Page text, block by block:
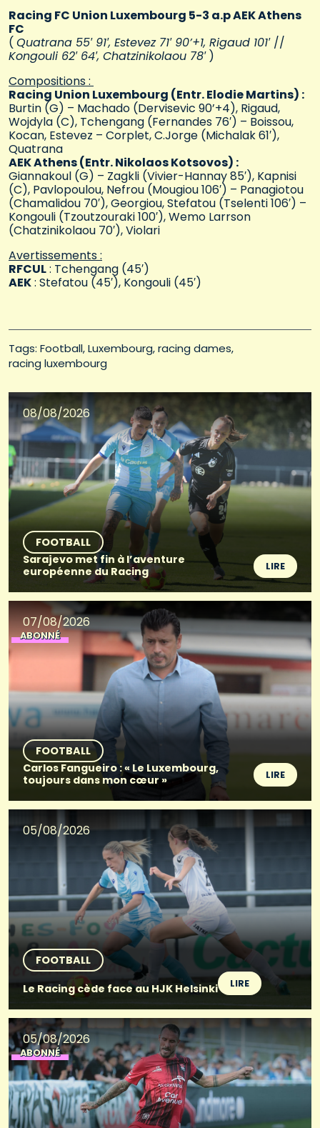
Racing FC Union Luxembourg 5-3 a.p AEK Athens
FC
( Quatrana 55′ 91′, Estevez 71′ 90’+1, Rigaud 101′ //
Kongouli 62′ 64′, Chatzinikolaou 78′)
Compositions :
Racing Union Luxembourg (Entr. Elodie Martins) :
Burtin (G) – Machado (Dervisevic 90’+4), Rigaud,
Wojdyla (C), Tchengang (Fernandes 76′) – Boissou,
Kocan, Estevez – Corplet, C.Jorge (Michalak 61′),
Quatrana
AEK Athens (Entr. Nikolaos Kotsovos) :
Giannakoul (G) – Zagkli (Vivier-Hannay 85′), Kapnisi
(C), Pavlopoulou, Nefrou (Mougiou 106′) – Panagiotou
(Chamalidou 70′), Georgiou, Stefatou (Tselenti 106′) –
Kongouli (Tzoutzouraki 100′), Wemo Larrson
(Chatzinikolaou 70′), Violari
Avertissements :
RFCUL: Tchengang (45′)
AEK: Stefatou (45′), Kongouli (45′)
Tags: Football Luxembourg racing dames
racing luxembourg
08/08/2026
FOOTBALL
Sarajevo met fin à l’aventure
européenne du Racing
LIRE
07/08/2026
ABONNÉ
FOOTBALL
Carlos Fangueiro : « Le Luxembourg,
toujours dans mon cœur »
LIRE
05/08/2026
FOOTBALL
Le Racing cède face au HJK Helsinki
LIRE
05/08/2026
ABONNÉ